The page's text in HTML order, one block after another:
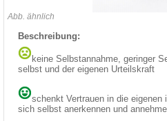
Abb. ähnlich
Beschreibung:
keine Selbstannahme, geringer
selbst und der eigenen Urteilskraft
schenkt Vertrauen in die eigenen
sich selbst anerkennen und